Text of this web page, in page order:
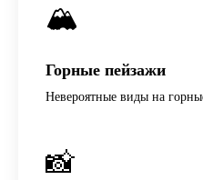
🏔️
Горные пейзажи
Невероятные виды на
📸